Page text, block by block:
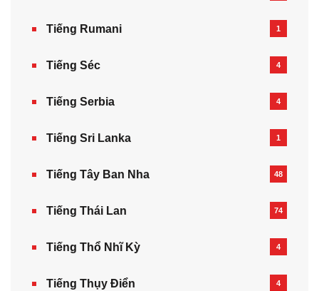
Tiếng Rumani 1
Tiếng Séc 4
Tiếng Serbia 4
Tiếng Sri Lanka 1
Tiếng Tây Ban Nha 48
Tiếng Thái Lan 74
Tiếng Thổ Nhĩ Kỳ 4
Tiếng Thụy Điển 4